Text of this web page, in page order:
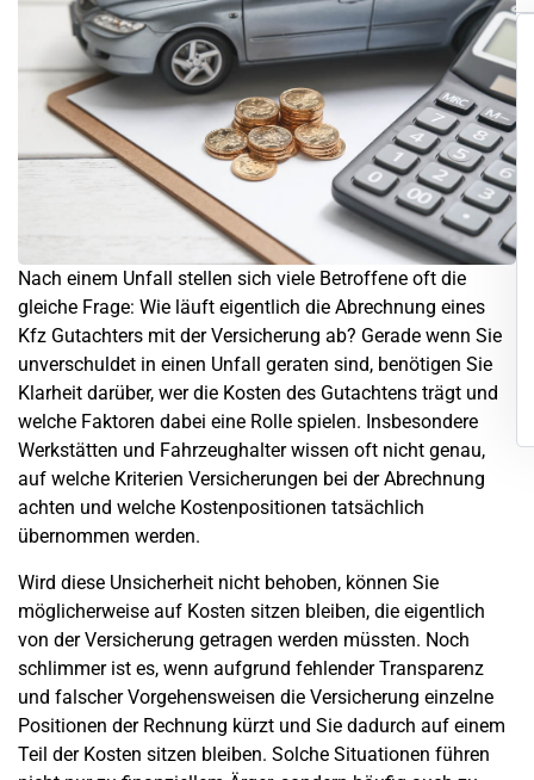
Nach einem Unfall stellen sich viele Betroffene oft die
gleiche Frage: Wie läuft eigentlich die Abrechnung eines
Kfz Gutachters mit der Versicherung ab? Gerade wenn Sie
unverschuldet in einen Unfall geraten sind, benötigen Sie
Klarheit darüber, wer die Kosten des Gutachtens trägt und
welche Faktoren dabei eine Rolle spielen. Insbesondere
Werkstätten und Fahrzeughalter wissen oft nicht genau,
auf welche Kriterien Versicherungen bei der Abrechnung
achten und welche Kostenpositionen tatsächlich
übernommen werden.
Wird diese Unsicherheit nicht behoben, können Sie
möglicherweise auf Kosten sitzen bleiben, die eigentlich
von der Versicherung getragen werden müssten. Noch
schlimmer ist es, wenn aufgrund fehlender Transparenz
und falscher Vorgehensweisen die Versicherung einzelne
Positionen der Rechnung kürzt und Sie dadurch auf einem
Teil der Kosten sitzen bleiben. Solche Situationen führen